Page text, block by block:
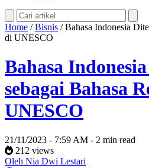
Home /Bisnis /Bahasa Indonesia
di UNESCO
Bahasa
sebagai Bahasa
UNESCO
21/11/2023 - 7:59 AM - 2 min read
212 views
Oleh Nia Dwi Lestari